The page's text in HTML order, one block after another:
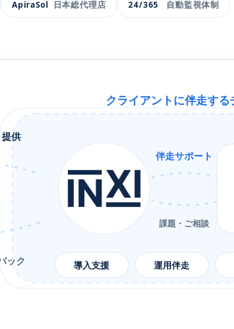
ApiraSol 日本総代理店 24/365 自動監視体制
クライアントに伴走する
供
ック
伴走サポート
課題・ご相談
導入支援 運用伴走